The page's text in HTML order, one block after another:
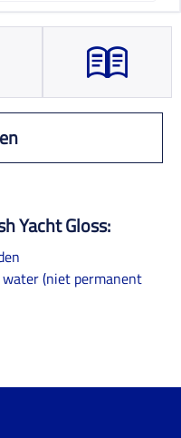
Yacht Gloss:
(niet permanent